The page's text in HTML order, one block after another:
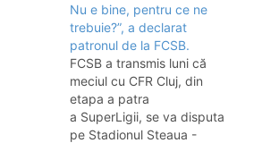
Nu e bine, pentru ce ne
trebuie?”, a declarat
patronul de la FCSB.
FCSB a transmis luni că
meciul cu CFR Cluj, din
etapa a patra
a SuperLigii, se va disputa
pe Stadionul Steaua -